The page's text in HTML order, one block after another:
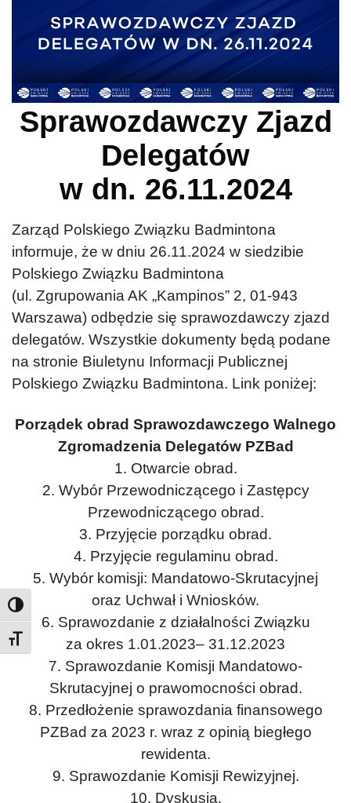
Toggle Font size
Sprawozdawczy Zjazd
Delegatów
w dn. 26.11.2024
Zarząd Polskiego Związku Badmintona
informuje, że w dniu 26.11.2024 w siedzibie
Polskiego Związku Badmintona
(ul. Zgrupowania AK „Kampinos” 2, 01-943
Warszawa) odbędzie się sprawozdawczy zjazd
delegatów. Wszystkie dokumenty będą podane
na stronie Biuletynu Informacji Publicznej
Polskiego Związku Badmintona. Link poniżej:
Porządek obrad Sprawozdawczego Walnego
Zgromadzenia Delegatów PZBad
1. Otwarcie obrad.
2. Wybór Przewodniczącego i Zastępcy
Przewodniczącego obrad.
3. Przyjęcie porządku obrad.
4. Przyjęcie regulaminu obrad.
5. Wybór komisji: Mandatowo-Skrutacyjnej
oraz Uchwał i Wniosków.
6. Sprawozdanie z działalności Związku
za okres 1.01.2023– 31.12.2023
7. Sprawozdanie Komisji Mandatowo-
Skrutacyjnej o prawomocności obrad.
8. Przedłożenie sprawozdania finansowego
PZBad za 2023 r. wraz z opinią biegłego
rewidenta.
9. Sprawozdanie Komisji Rewizyjnej.
10. Dyskusja.